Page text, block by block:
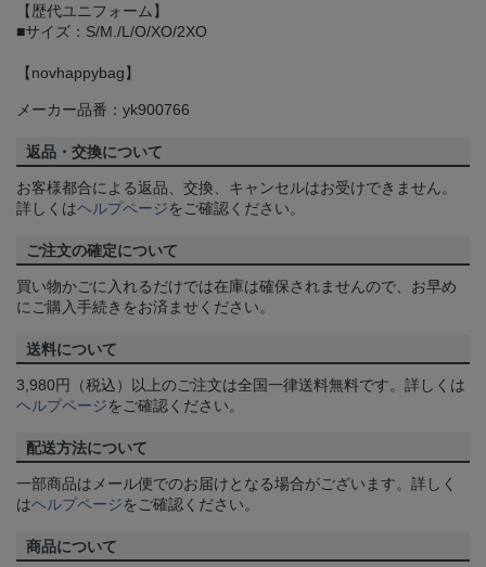
【歴代ユニフォーム】
■サイズ：S/M./L/O/XO/2XO
【novhappybag】
メーカー品番：yk900766
返品・交換について
お客様都合による返品、交換、キャンセルはお受けできません。
詳しくはヘルプページをご確認ください。
ご注文の確定について
買い物かごに入れるだけでは在庫は確保されませんので、お早め
にご購入手続きをお済ませください。
送料について
3,980円（税込）以上のご注文は全国一律送料無料です。詳しくは
ヘルプページをご確認ください。
配送方法について
一部商品はメール便でのお届けとなる場合がございます。詳しく
はヘルプページをご確認ください。
商品について